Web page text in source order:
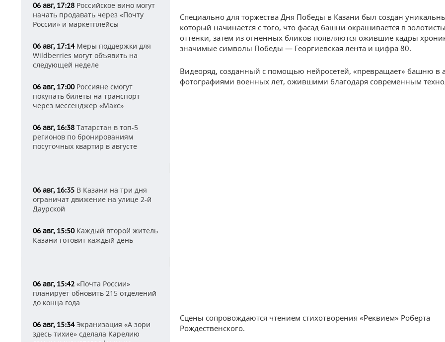
06 авг, 17:28 Российское вино могут
начать продавать через «Почту
России» и маркетплейсы
06 авг, 17:14Меры поддержки для
Wildberries могут объявить на
следующей неделе
06 авг, 17:00Россияне смогут
покупать билеты на транспорт
через мессенджер «Макс»
06 авг, 16:38 Татарстан в топ-5
регионов по бронированиям
посуточных квартир в августе
06 авг, 16:35 В Казани на три дня
ограничат движение на улице 2-й
Даурской
06 авг, 15:50Каждый второй житель
Казани готовит каждый день
06 авг, 15:42 «Почта России»
планирует обновить 215 отделений
до конца года
06 авг, 15:34Экранизация «А зори
здесь тихие» сделала Карелию
Специально для торжества Дня Победы в Казани был создан
который начинается с того, что фасад башни окрашивается в
оттенки, затем из огненных бликов появляются ожившие кадры
значимые символы Победы — Георгиевская лента и цифра 80.
Видеоряд, созданный с помощью нейросетей, «превращает» башню в
фотографиями военных лет, ожившими благодаря современным
Сцены сопровождаются чтением стихотворения «Реквием» Роберта
Рождественского.